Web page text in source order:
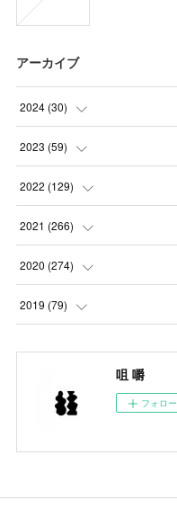
アーカイブ
2024 (30)
(5
(4)
(5)
(1)
2023 (59)
(4)
(2)
(8)
(9
(9)
(4)
2022 (129)
(5)
(7)
(11
(24)
(16)
2021 (266)
(23
(22 )
(21)
(23)
2020 (274)
(21 )
(23)
(22)
2019 (79)
(23)
(10)
咀 嚼
フォロー